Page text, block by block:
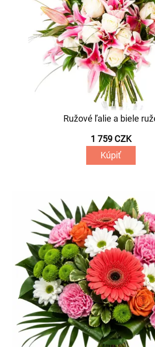
Ružové ľalie a biele
1 759 CZK
Kúpiť